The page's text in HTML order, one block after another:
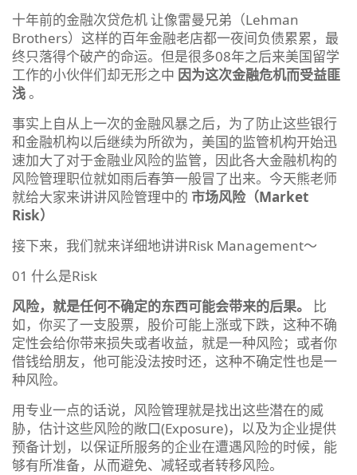
十年前的金融次贷危机 让像雷曼兄弟（Lehman
Brothers）这样的百年金融老店都一夜间负债累累，最
终只落得个破产的命运。但是很多08年之后来美国留学
工作的小伙伴们却无形之中 因为这次金融危机而受益匪
浅。
事实上自从上一次的金融风暴之后，为了防止这些银行
和金融机构以后继续为所欲为，美国的监管机构开始迅
速加大了对于金融业风险的监管，因此各大金融机构的
风险管理职位就如雨后春笋一般冒了出来。今天熊老师
就给大家来讲讲风险管理中的 市场风险（Market
Risk）
接下来，我们就来详细地讲讲Risk Management～
01 什么是Risk
风险，就是任何不确定的东西可能会带来的后果。
比
如，你买了一支股票，股价可能上涨或下跌，这种不确
定性会给你带来损失或者收益，就是一种风险；或者你
借钱给朋友，他可能没法按时还，这种不确定性也是一
种风险。
用专业一点的话说，风险管理就是找出这些潜在的威
胁，估计这些风险的敞口(Exposure)，以及为企业提供
预备计划，以保证所服务的企业在遭遇风险的时候，能
够有所准备，从而避免、减轻或者转移风险。